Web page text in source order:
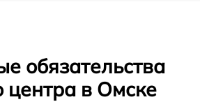
обязательства
центра в Омске